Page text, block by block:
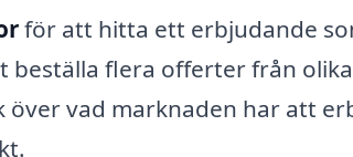
för att hitta ett erbjudande
beställa flera offerter från olika
vad marknaden har att